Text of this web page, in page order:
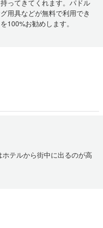
ってきてくれます。パドル
用具などが無料で利用でき
100%お勧めします。
テルから街中に出るのが高